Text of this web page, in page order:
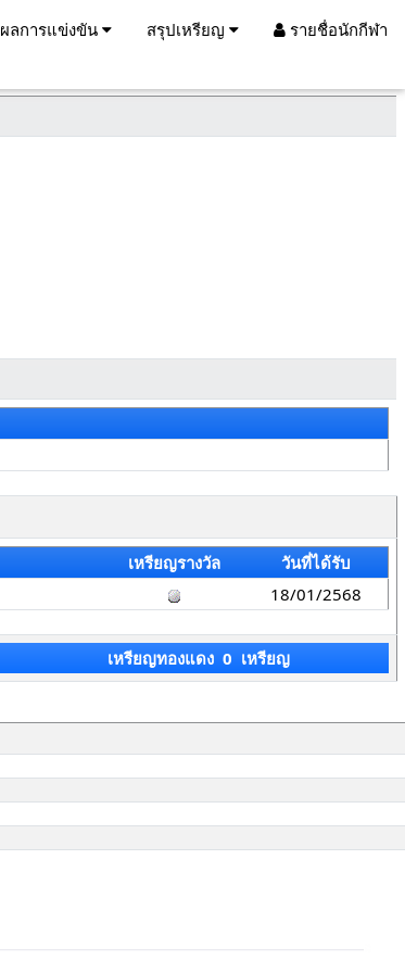
ผลการแข่งขัน สรุปเหรียญ รายชื่อนักกีฬา
เหรียญรางวัล
วันที่ได้รับ
18/01/2568
เหรียญทองแดง 0 เหรียญ